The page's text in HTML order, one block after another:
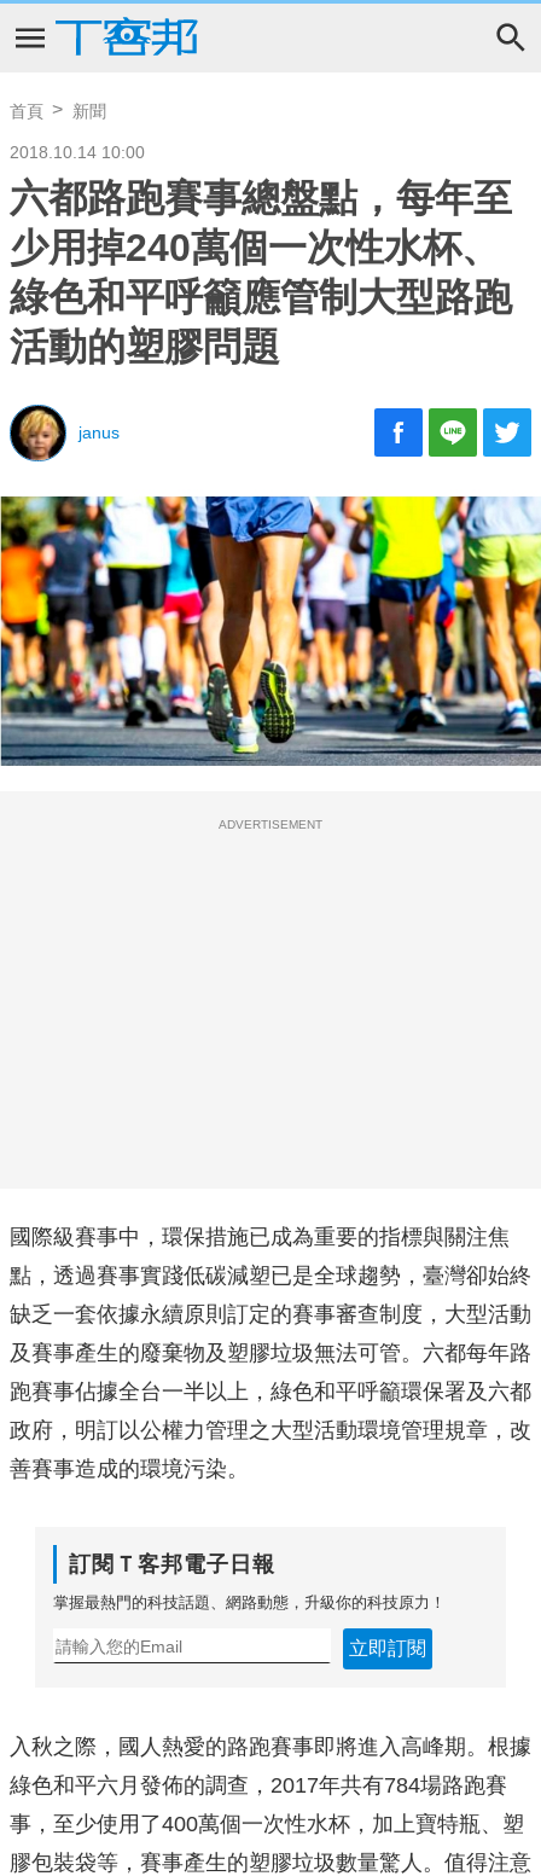
首頁 新聞
2018.10.14 10:00
六都路跑賽事總盤點，每年至
少用掉240萬個一次性水杯、
綠色和平呼籲應管制大型路跑
活動的塑膠問題
janus
ADVERTISEMENT
國際級賽事中，環保措施已成為重要的指標與關注焦
點，透過賽事實踐低碳減塑已是全球趨勢，臺灣卻始終
缺乏一套依據永續原則訂定的賽事審查制度，大型活動
及賽事產生的廢棄物及塑膠垃圾無法可管。六都每年路
跑賽事佔據全台一半以上，綠色和平呼籲環保署及六都
政府，明訂以公權力管理之大型活動環境管理規章，改
善賽事造成的環境污染。
訂閱Ｔ客邦電子日報
掌握最熱門的科技話題、網路動態，升級你的科技原力！
立即訂閱
入秋之際，國人熱愛的路跑賽事即將進入高峰期。根據
綠色和平六月發佈的調查，2017年共有784場路跑賽
事，至少使用了400萬個一次性水杯，加上寶特瓶、塑
膠包裝袋等，賽事產生的塑膠垃圾數量驚人。值得注意